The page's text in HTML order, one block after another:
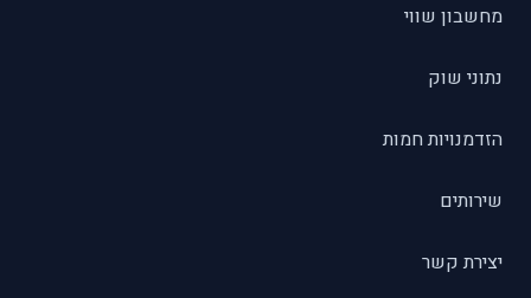
מחשבון שווי
נתוני שוק
הזדמנויות חמות
שירותים
יצירת קשר